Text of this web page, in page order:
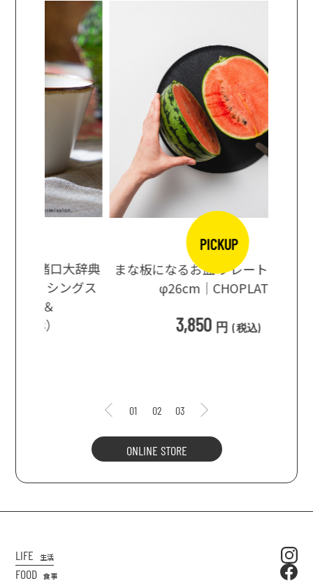
まな板になるお皿 プレート ブラック
φ26cm｜CHOPLATE
税込)
01 02 03
ONLINE STORE
LIFE 生活
FOOD 食事